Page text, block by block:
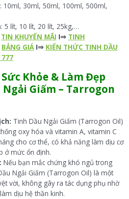
10ml, 30ml, 50ml, 100ml, 500ml,
5 lít, 10 lít, 20 lít, 25kg,…
TIN KHUYẾN MÃI I⇒ TINH
BẢNG GIÁ I⇒ KIẾN THỨC TINH DẦU
777
Khỏe & Làm Đẹp
Ngải Giấm – Tarrogon
Tinh Dầu Ngải Giấm (Tarrogon Oil)
oxy hóa và vitamin A, vitamin C
cho cơ thể, có khả năng làm dịu cơ
ở mức ổn định.
Nếu bạn mắc chứng khó ngủ trong
Ngải Giấm (Tarrogon Oil) là một
vời, không gây ra tác dụng phụ nhờ
dịu hệ thần kinh.